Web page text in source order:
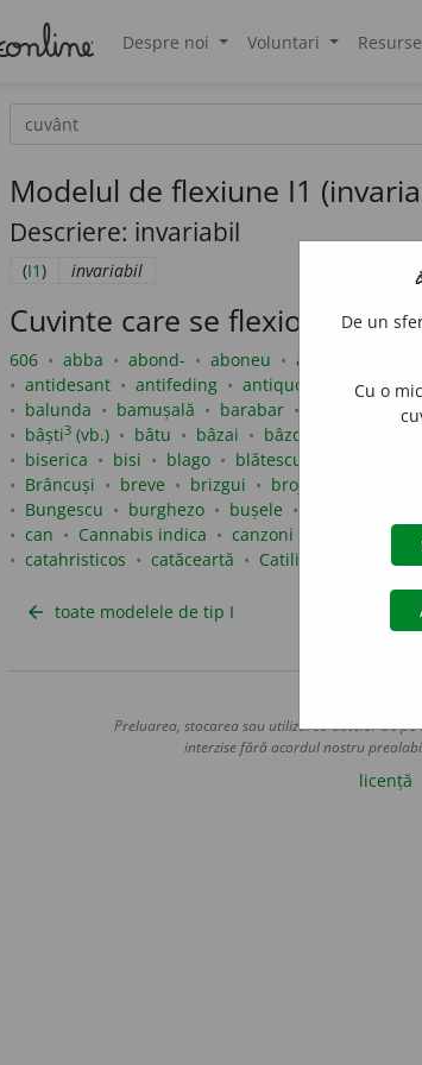
Despre noi Voluntari Resurse
Modelul de flexiune I1
Descriere: invariabil
(I1) invariabil
Cuvinte care se flexionează
606 abba abond- aboneu adoara
antidesant
antifeding antiquo aoileu
balunda
bamușală barabar bazaghean-
bâști3 (vb.) bâtu bâzai bâzdărat
biserica
bisi blago blătescu
Brâncuși
breve brizgui brojdiu
Bungescu
burghezo bușele
can
Cannabis indica canzoni
catahristicos
catăceartă Catilina
arrow_back toate modelele de tip I
Preluarea, stocarea sau utilizarea datelor de
interzise fără acordul nostru
licență
De un
Cu o